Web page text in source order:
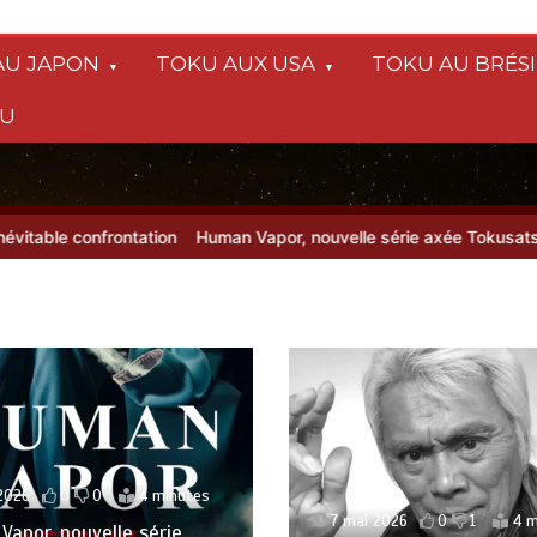
JAPON TOKU AUX USA TOKU AU
Human Vapor, nouvelle série axée Tokusatsu, sur Netflix
4 minutes
Le Tokusatsu made in
Japan Expo